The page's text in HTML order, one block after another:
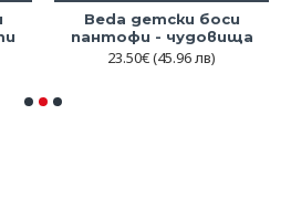
Beda детски боси
пантофи - чудовища
23.50€(45.96 лв)